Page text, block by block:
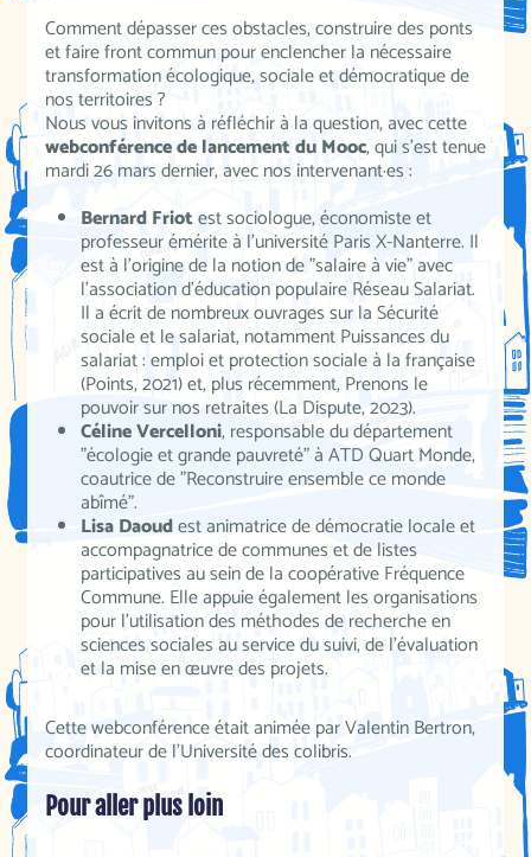
Comment dépasser ces obstacles, construire des ponts
et faire front commun pour enclencher la nécessaire
transformation écologique, sociale et démocratique de
nos territoires ?
Nous vous invitons à réfléchir à la question, avec cette
webconférence de lancement du Mooc, qui s'est tenue
mardi 26 mars dernier, avec nos intervenant·es :
Bernard Friotest sociologue, économiste et
professeur émérite à l’université Paris X-Nanterre. Il
est à l'origine de la notion de "salaire à vie" avec
l'association d'éducation populaire Réseau Salariat.
Il a écrit de nombreux ouvrages sur la Sécurité
sociale et le salariat, notamment Puissances du
salariat : emploi et protection sociale à la française
(Points, 2021) et, plus récemment, Prenons le
pouvoir sur nos retraites (La Dispute, 2023).
Céline Vercelloni, responsable du département
"écologie et grande pauvreté" à ATD Quart Monde,
coautrice de "Reconstruire ensemble ce monde
abîmé".
Lisa Daoudest animatrice de démocratie locale et
accompagnatrice de communes et de listes
participatives au sein de la coopérative Fréquence
Commune. Elle appuie également les organisations
pour l'utilisation des méthodes de recherche en
sciences sociales au service du suivi, de l'évaluation
et la mise en œuvre des projets.
Cette webconférence était animée par Valentin Bertron,
coordinateur de l’Université des colibris.
Pour aller plus loin